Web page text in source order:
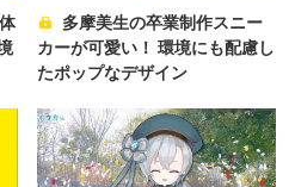
多摩美生の卒業制作スニー
カーが可愛い！ 環境にも配慮し
たポップなデザイン